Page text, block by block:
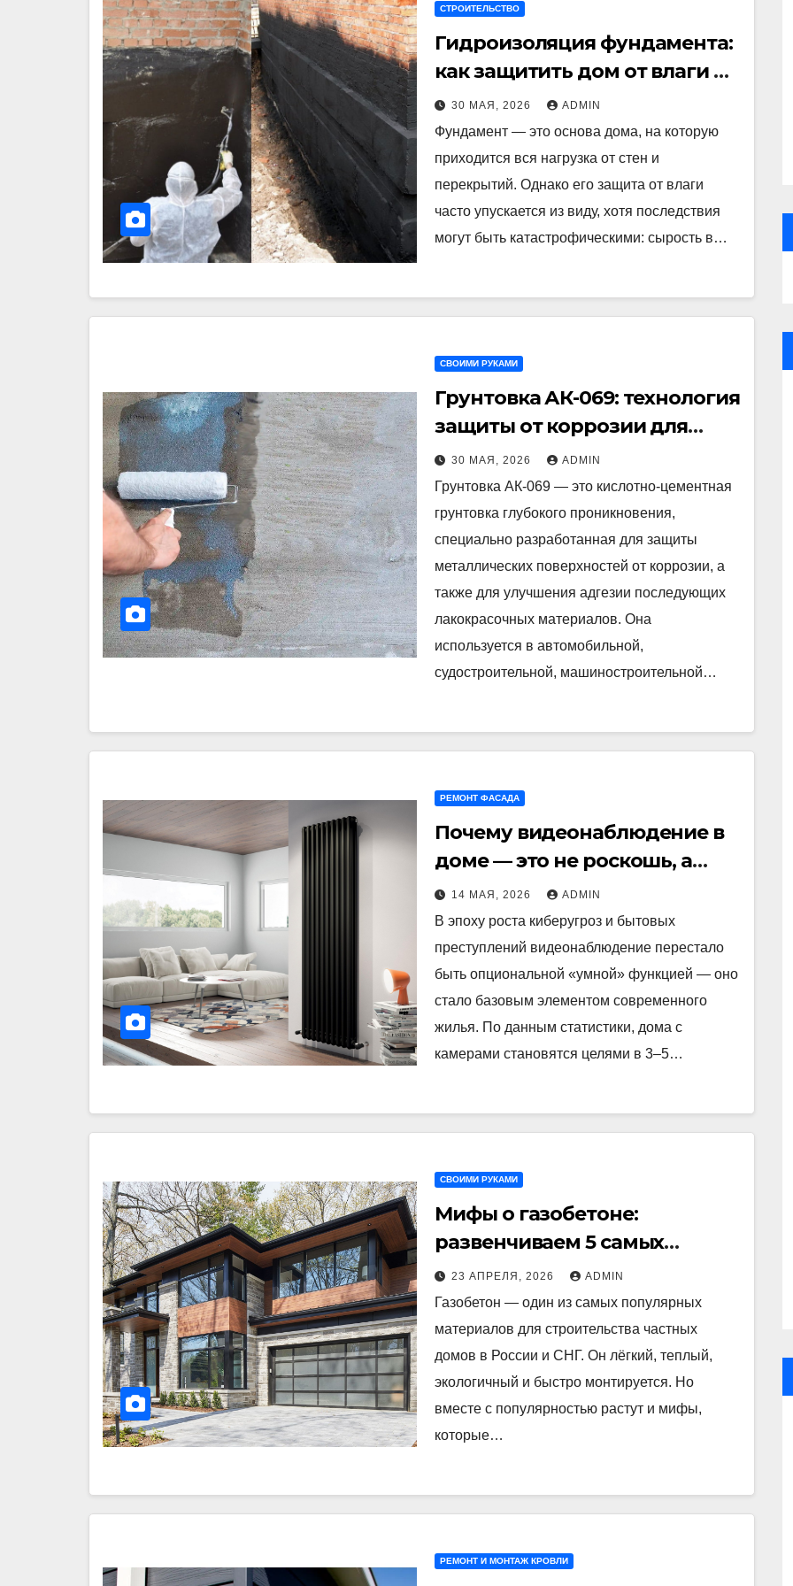
СТРОИТЕЛЬСТВО
Гидроизоляция фундамента:
как защитить дом от влаги и
продлить срок его
эксплуатации
30 МАЯ, 2026 ADMIN
Фундамент — это основа дома, на которую
приходится вся нагрузка от стен и
перекрытий. Однако его защита от влаги
часто упускается из виду, хотя последствия
могут быть катастрофическими: сырость в…
СВОИМИ РУКАМИ
Грунтовка АК-069: технология
защиты от коррозии для
металла и не только
30 МАЯ, 2026 ADMIN
Грунтовка АК-069 — это кислотно-цементная
грунтовка глубокого проникновения,
специально разработанная для защиты
металлических поверхностей от коррозии, а
также для улучшения адгезии последующих
лакокрасочных материалов. Она
используется в автомобильной,
судостроительной, машиностроительной…
РЕМОНТ ФАСАДА
Почему видеонаблюдение в
доме — это не роскошь, а
необходимость
14 МАЯ, 2026 ADMIN
В эпоху роста киберугроз и бытовых
преступлений видеонаблюдение перестало
быть опциональной «умной» функцией — оно
стало базовым элементом современного
жилья. По данным статистики, дома с
камерами становятся целями в 3–5…
СВОИМИ РУКАМИ
Мифы о газобетоне:
развенчиваем 5 самых
распространённых
заблуждений
23 АПРЕЛЯ, 2026 ADMIN
Газобетон — один из самых популярных
материалов для строительства частных
домов в России и СНГ. Он лёгкий, теплый,
экологичный и быстро монтируется. Но
вместе с популярностью растут и мифы,
которые…
РЕМОНТ И МОНТАЖ КРОВЛИ